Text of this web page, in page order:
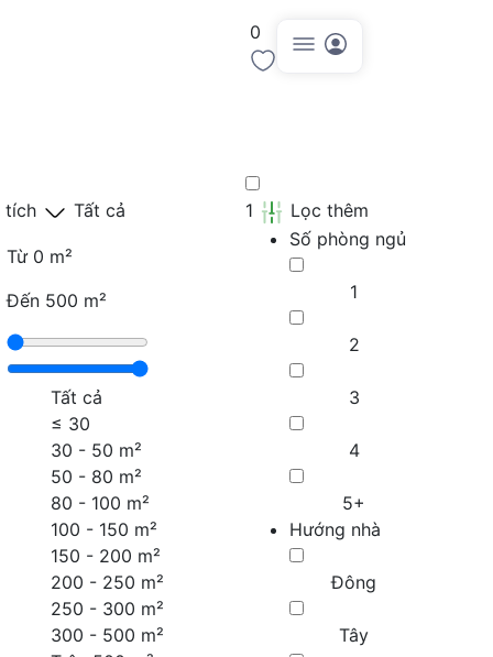
0
tích Tất cả
Từ 0 m²
Đến 500 m²
Tất cả
≤ 30
30 - 50 m²
50 - 80 m²
80 - 100 m²
100 - 150 m²
150 - 200 m²
200 - 250 m²
250 - 300 m²
300 - 500 m²
1
Lọc thêm
Số phòng ngủ
1
2
3
4
5+
Hướng nhà
Đông
Tây